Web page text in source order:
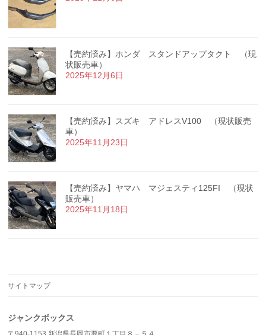
【売約済み】ホンダ スタンドアップタクト （現
状販売車）
2025年12月6日
【売約済み】スズキ アドレスV100 （現状販売
車）
2025年11月23日
【売約済み】ヤマハ マジェスティ125FI （現状
販売車）
2025年11月18日
サイトマップ
ジャンクボックス